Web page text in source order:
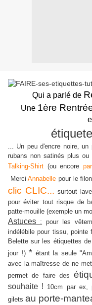
Qui a parlé de
Une 1ère
... Un peu d'encre noire,
rubans non satinés plus
Talking-Shirt (ou encore
MerciAnnabelle pour le
clic CLIC... surtout
pour éviter tout risque de
patte-mouille (exemple un
Astuces : pour les
indélébile pour tissu, pointe
Belette sur les étiquettes
jour !) * étant la seule
avec la maîtresse de ne
permet de faire des
souhaite ! 10cm par ex,
gilets au porte-